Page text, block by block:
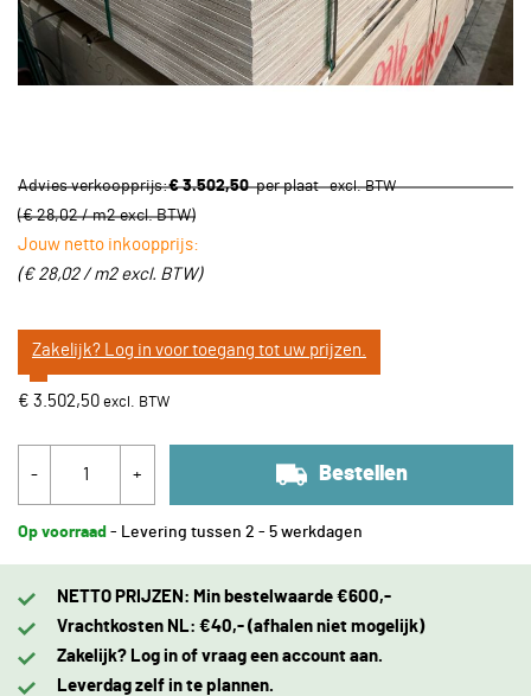
Zakelijk? Log in voor toegang tot uw prijzen.
€ 3.502,50
- + Bestellen
Advies verkoopprijs:€ 3.502,50 per plaat
(€ 28,02 / m2 excl. BTW)
Jouw netto inkoopprijs:
(€ 28,02 / m2excl. BTW)
Op voorraad - Levering tussen 2 - 5 werkdagen
NETTO PRIJZEN: Min bestelwaarde €600,-
Vrachtkosten NL: €40,- (afhalen niet mogelijk)
Zakelijk? Log in of vraag een account aan.
Leverdag zelf in te plannen.